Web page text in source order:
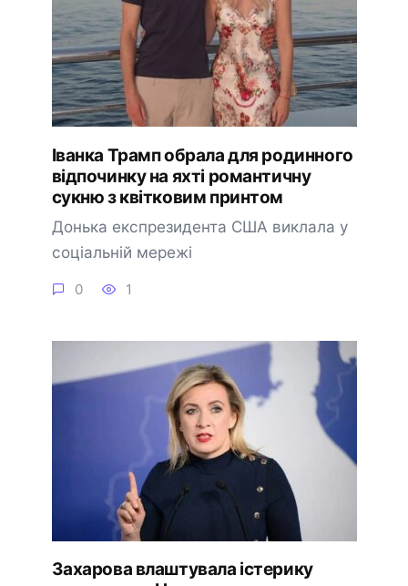
Іванка Трамп обрала для родинного
відпочинку на яхті романтичну
сукню з квітковим принтом
Донька експрезидента США виклала у
соціальній мережі
0 1
Захарова влаштувала істерику